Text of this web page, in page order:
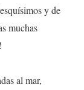
y de
muchas
al mar,